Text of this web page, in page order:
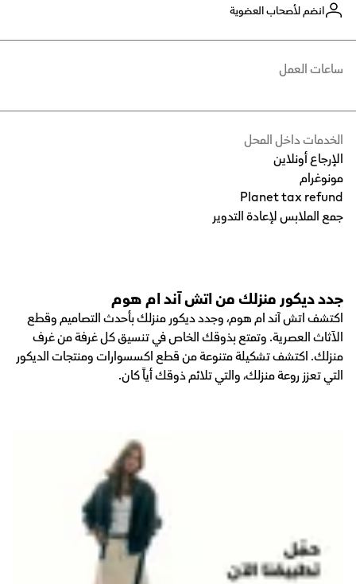
انضم لأصحاب العضوية
الخدمات داخل المحل
الإرجاع أونلاين
مونوغرام
Planet tax refund
جمع الملابس لإعادة التدوير
ساعات العمل
جدد ديكور منزلك من اتش آند ام هوم
اكتشف اتش آند ام هوم، وجدد ديكور منزلك بأحدث التصاميم وقطع
الآثاث العصرية. وتمتع بذوقك الخاص في تنسيق كل غرفة من غرف
منزلك. اكتشف تشكيلة متنوعة من قطع اكسسوارات ومنتجات الديكور
التي تعزز روعة منزلك، والتي تلائم ذوقك أياً كان.